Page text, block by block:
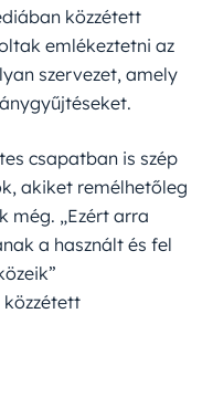
közzétett
emlékeztetni az
szervezet, amely
csapatban is szép
akiket remélhetőleg
még. „Ezért arra
a használt és fel